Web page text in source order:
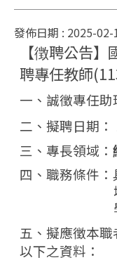
發佈日期 : 2025-02-
【徴聘公告
聘專任教師
一、誠徵專任
二、擬聘日期：
三、專長領域：
四、職務條件
五、擬應徵本
以下之資料：